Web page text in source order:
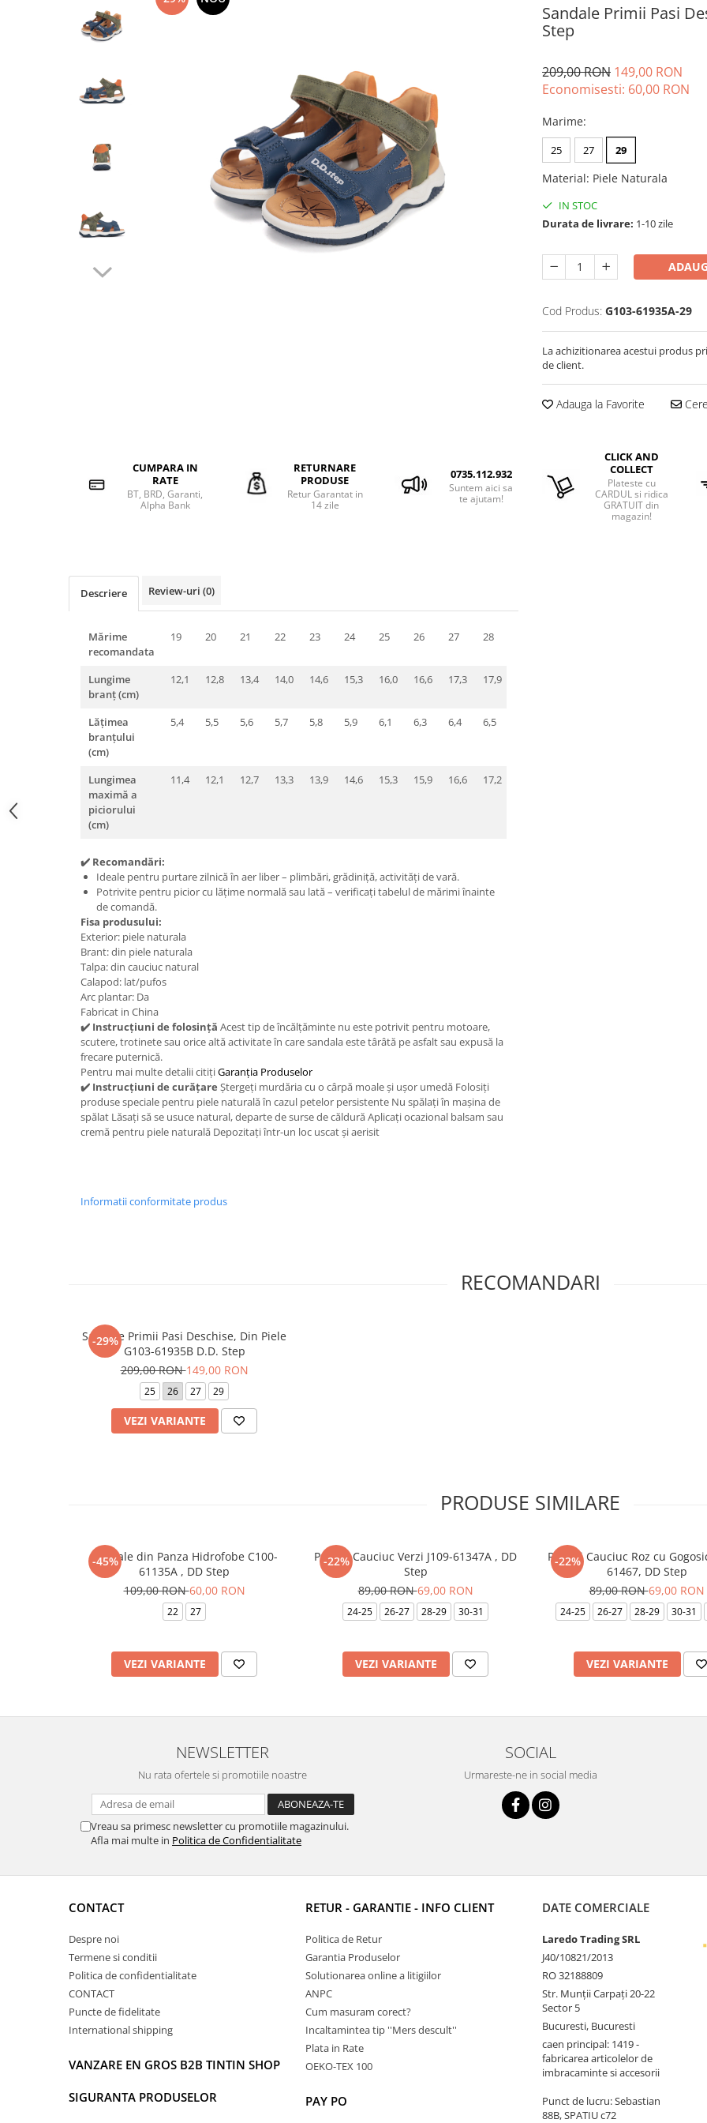
School Colection
Sandale Primii Pasi
Step
209,00 RON 149,00 RON
Economisesti: 60,00 RON
Marime:
25 27 29
Material: Piele Naturala
IN STOC
Durata de livrare: 1-10 zile
Cod Produs: G103-61935A-29
La achizitionarea acestui produs
de client.
Adauga la Favorite
CUMPARA IN
RATE
BT, BRD, Garanti,
Alpha Bank
RETURNARE
PRODUSE
Retur Garantat in
14 zile
0735.112.932
Suntem aici sa
te ajutam!
CLICK AND
COLLECT
Plateste cu
CARDUL si ridica
GRATUIT din
magazin!
Descriere Review-uri (0)
Mărime
recomandata
19 20 21 22 23 24 25 26 27 28
Lungime
branț (cm)
12,1 12,8 13,4 14,0 14,6 15,3 16,0 16,6 17,3 17,9
Lățimea
branțului
(cm)
5,4 5,5 5,6 5,7 5,8 5,9 6,1 6,3 6,4 6,5
Lungimea
maximă a
piciorului
(cm)
11,4 12,1 12,7 13,3 13,9 14,6 15,3 15,9 16,6 17,2
✔️ Recomandări:
Ideale pentru purtare zilnică în aer liber – plimbări, grădiniță, activități de vară.
Potrivite pentru picior cu lățime normală sau lată – verificați tabelul de mărimi înainte
de comandă.
Fisa produsului:
Exterior: piele naturala
Brant: din piele naturala
Talpa: din cauciuc natural
Calapod: lat/pufos
Arc plantar: Da
Fabricat in China
✔️ Instrucțiuni de folosință Acest tip de încălțăminte nu este potrivit pentru motoare,
scutere, trotinete sau orice altă activitate în care sandala este târâtă pe asfalt sau expusă la
frecare puternică.
Pentru mai multe detalii citițiGaranția Produselor
✔️ Instrucțiuni de curățare Ștergeți murdăria cu o cârpă moale și ușor umedă Folosiți
produse speciale pentru piele naturală în cazul petelor persistente Nu spălați în mașina de
spălat Lăsați să se usuce natural, departe de surse de căldură Aplicați ocazional balsam sau
cremă pentru piele naturală Depozitați într-un loc uscat și aerisit
Informatii conformitate produs
RECOMANDARI
-29%
Sandale Primii Pasi Deschise, Din Piele
G103-61935B D.D. Step
209,00 RON149,00 RON
25 26 27 29
VEZI VARIANTE
PRODUSE SIMILARE
-45%
Sandale din Panza Hidrofobe C100-
61135A , DD Step
109,00 RON60,00 RON
22 27
VEZI VARIANTE
-22%
Papuci Cauciuc Verzi J109-61347A , DD
Step
89,00 RON69,00 RON
24-25 26-27 28-29 30-31
VEZI VARIANTE
-22%
Papuci Cauciuc Roz cu
61467, DD Step
89,00 RON69,00 RON
24-25 26-27 28-29 30-31
VEZI VARIANTE
NEWSLETTER
Nu rata ofertele si promotiile noastre
Vreau sa primesc newsletter cu promotiile magazinului.
Afla mai multe in Politica de Confidentialitate
SOCIAL
Urmareste-ne in social media
CONTACT
Despre noi
Termene si conditii
Politica de confidentialitate
CONTACT
Puncte de fidelitate
International shipping
VANZARE EN GROS B2B TINTIN SHOP
SIGURANTA PRODUSELOR
RETUR - GARANTIE - INFO CLIENT
Politica de Retur
Garantia Produselor
Solutionarea online a litigiilor
ANPC
Cum masuram corect?
Incaltamintea tip ''Mers descult''
Plata in Rate
OEKO-TEX 100
PAY PO
DATE COMERCIALE
Laredo Trading SRL
J40/10821/2013
RO 32188809
Str. Munții Carpați 20-22
Sector 5
Bucuresti, Bucuresti
caen principal: 1419 -
fabricarea articolelor de
imbracaminte si accesorii
Punct de lucru: Sebastian
88B, SPATIU c72